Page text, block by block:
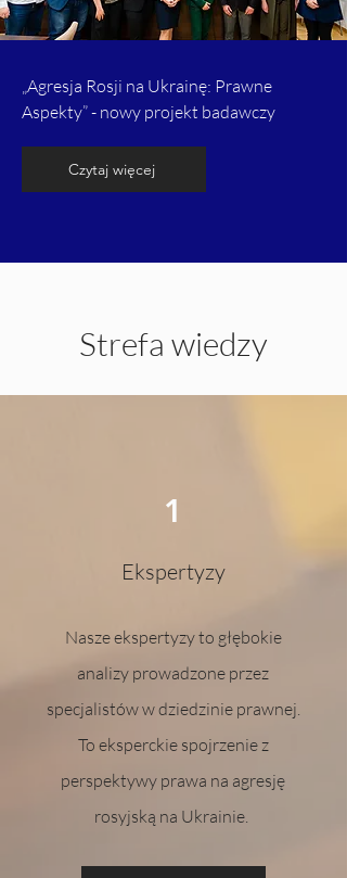
„Agresja Rosji na Ukrainę: Prawne
Aspekty” - nowy projekt badawczy
Czytaj więcej
Strefa wiedzy
1
Ekspertyzy
Nasze ekspertyzy to głębokie
analizy prowadzone przez
specjalistów w dziedzinie prawnej.
To eksperckie spojrzenie z
perspektywy prawa na agresję
rosyjską na Ukrainie.